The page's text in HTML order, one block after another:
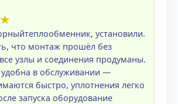
★
установили.
что монтаж прошёл без
узлы и соединения продуманы.
удобна в обслуживании —
быстро, уплотнения легко
запуска оборудование